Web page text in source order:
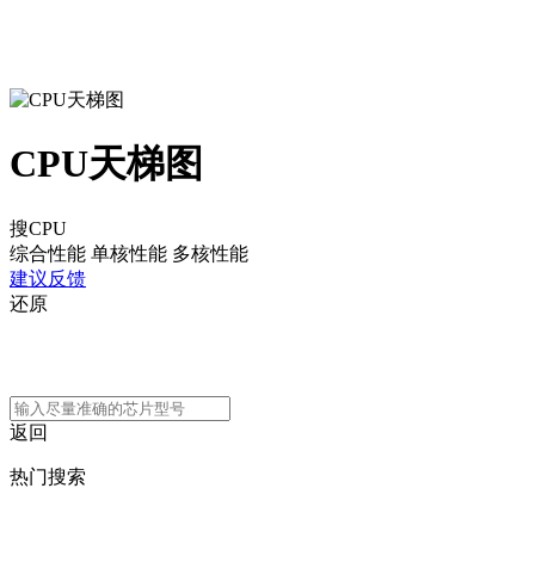
CPU天梯图
搜CPU
综合性能 单核性能 多核性能
建议反馈
还原
返回
热门搜索